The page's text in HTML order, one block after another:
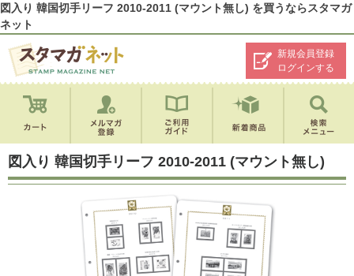
図入り 韓国切手リーフ 2010-2011 (マウント無し) を買うならスタマガ
ネット
新規会員登録
ログインする
図入り 韓国切手リーフ 2010-2011 (マウント無し)